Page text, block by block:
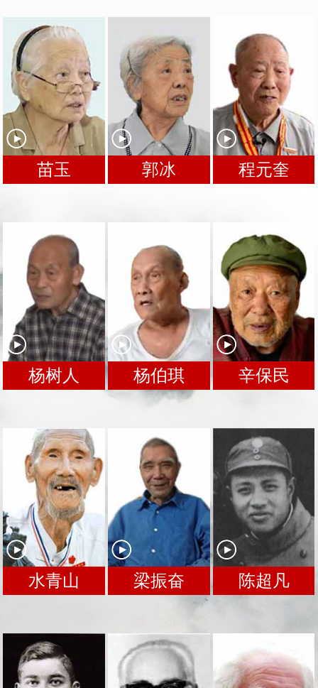
苗玉 郭冰 程元奎
杨树人 杨伯琪 辛保民
水青山 梁振奋 陈超凡